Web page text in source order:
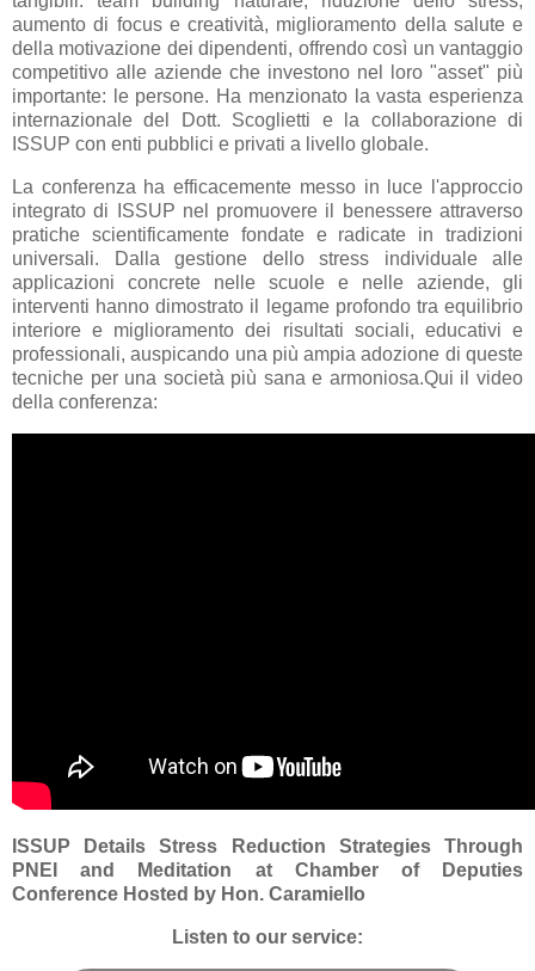
aumento di focus e creatività, miglioramento della salute e
della motivazione dei dipendenti, offrendo così un vantaggio
competitivo alle aziende che investono nel loro "asset" più
importante: le persone. Ha menzionato la vasta esperienza
internazionale del Dott. Scoglietti e la collaborazione di
ISSUP con enti pubblici e privati a livello globale.
La conferenza ha efficacemente messo in luce l'approccio
integrato di ISSUP nel promuovere il benessere attraverso
pratiche scientificamente fondate e radicate in tradizioni
universali. Dalla gestione dello stress individuale alle
applicazioni concrete nelle scuole e nelle aziende, gli
interventi hanno dimostrato il legame profondo tra equilibrio
interiore e miglioramento dei risultati sociali, educativi e
professionali, auspicando una più ampia adozione di queste
tecniche per una società più sana e armoniosa.Qui il video
della conferenza:
ISSUP Details Stress Reduction Strategies Through
PNEI and Meditation at Chamber of Deputies
Conference Hosted by Hon. Caramiello
Listen to our service: